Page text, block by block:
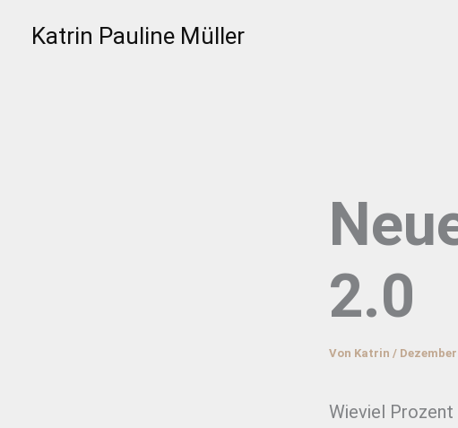
InhaltKatrin Pauline Müller
2.0
Von Katrin / Dezember
Wieviel Prozent